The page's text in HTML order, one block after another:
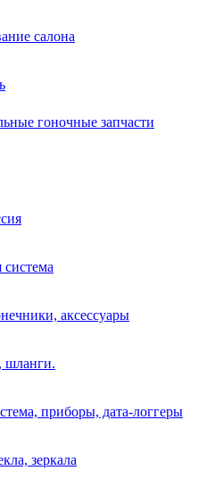
салона
гоночные запчасти
система
аксессуары
шланги.
приборы, дата-логгеры
зеркала